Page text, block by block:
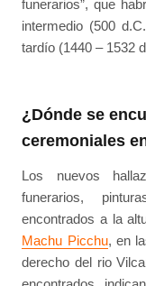
funerarios”, que
intermedio (500
tardío (1440 – 1532
¿Dónde se
ceremoniales
Los nuevos
funerarios,
encontrados a la
Machu Picchu, en
derecho del rio